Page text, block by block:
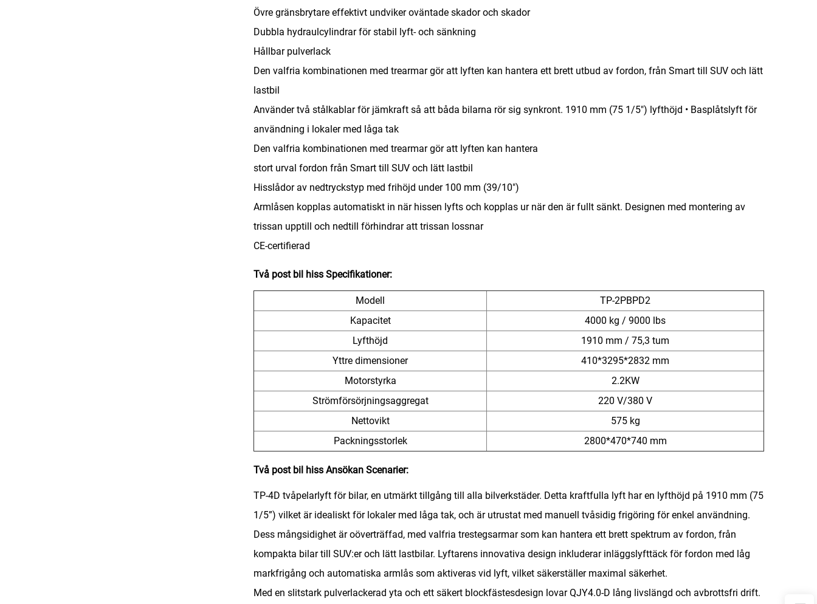
Övre gränsbrytare effektivt undviker oväntade skador och skador
Dubbla hydraulcylindrar för stabil lyft- och sänkning
Hållbar pulverlack
Den valfria kombinationen med trearmar gör att lyften kan hantera ett brett utbud av fordon, från Smart till SUV och lätt
lastbil
Använder två stålkablar för jämkraft så att båda bilarna rör sig synkront. 1910 mm (75 1/5") lyfthöjd • Basplåtslyft för
användning i lokaler med låga tak
Den valfria kombinationen med trearmar gör att lyften kan hantera
stort urval fordon från Smart till SUV och lätt lastbil
Hisslådor av nedtryckstyp med frihöjd under 100 mm (39/10")
Armlåsen kopplas automatiskt in när hissen lyfts och kopplas ur när den är fullt sänkt. Designen med montering av
trissan upptill och nedtill förhindrar att trissan lossnar
CE-certifierad
Två post bil hiss Specifikationer:
Modell
TP-2PBPD2
Kapacitet
4000 kg / 9000 lbs
Lyfthöjd
1910 mm / 75,3 tum
Yttre dimensioner
410*3295*2832 mm
Motorstyrka
2.2KW
Strömförsörjningsaggregat
220 V/380 V
Nettovikt
575 kg
Packningsstorlek
2800*470*740 mm
Två post bil hiss Ansökan Scenarier:
TP-4D tvåpelarlyft för bilar, en utmärkt tillgång till alla bilverkstäder. Detta kraftfulla lyft har en lyfthöjd på 1910 mm (75
1/5”) vilket är idealiskt för lokaler med låga tak, och är utrustat med manuell tvåsidig frigöring för enkel användning.
Dess mångsidighet är oöverträffad, med valfria trestegsarmar som kan hantera ett brett spektrum av fordon, från
kompakta bilar till SUV:er och lätt lastbilar. Lyftarens innovativa design inkluderar inläggslyfttäck för fordon med låg
markfrigång och automatiska armlås som aktiveras vid lyft, vilket säkerställer maximal säkerhet.
Med en slitstark pulverlackerad yta och ett säkert blockfästesdesign lovar QJY4.0-D lång livslängd och avbrottsfri drift.